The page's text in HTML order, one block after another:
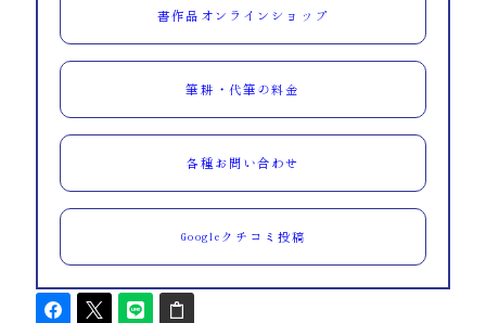
書作品オンラインショップ
筆耕・代筆の料金
各種お問い合わせ
Googleクチコミ投稿